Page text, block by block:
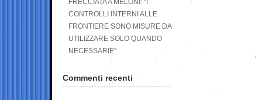
FRECCIATA A MELONI: “I
CONTROLLI INTERNI ALLE
FRONTIERE SONO MISURE DA
UTILIZZARE SOLO QUANDO
NECESSARIE”
Commenti recenti